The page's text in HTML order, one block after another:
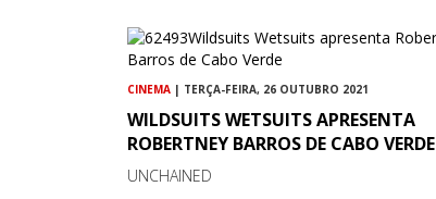
CINEMA | TERÇA-FEIRA, 26 OUTUBRO 2021
WILDSUITS WETSUITS APRESENTA
ROBERTNEY BARROS DE CABO VERDE
UNCHAINED